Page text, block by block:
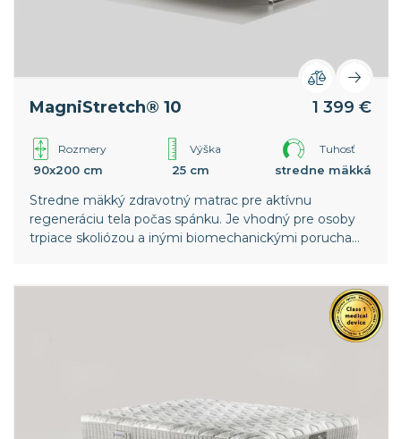
MagniStretch® 10 1 399 €
Rozmery
90x200 cm
Výška
25 cm
Tuhosť
stredne mäkká
Stredne mäkký zdravotný matrac pre aktívnu
regeneráciu tela počas spánku. Je vhodný pre osoby
trpiace skoliózou a inými biomechanickými poruchami